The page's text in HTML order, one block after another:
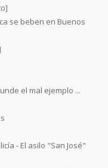
se beben en Buenos
el mal ejemplo ...
- El asilo "San José"